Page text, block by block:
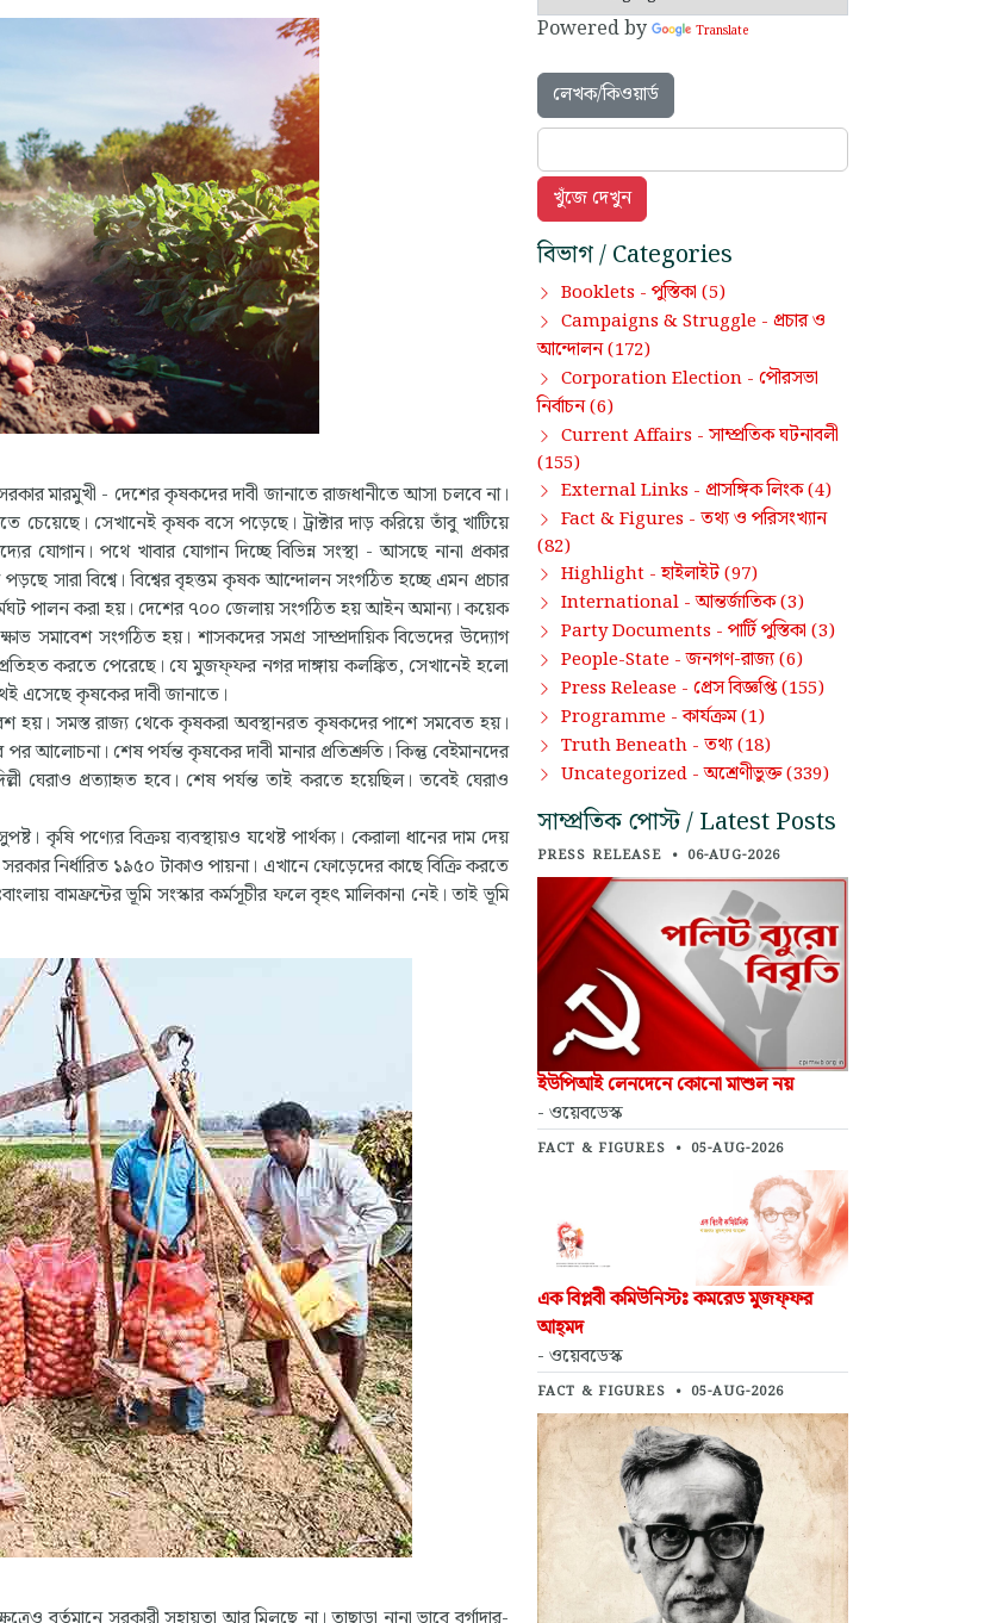
মারমুখী - দেশের কৃষকদের দাবী জানাতে রাজধানীতে আসা চলবে না।
সেখানেই কৃষক বসে পড়েছে। ট্রাক্টার দাড় করিয়ে তাঁবু খাটিয়ে
পথে খাবার যোগান দিচ্ছে বিভিন্ন সংস্থা - আসছে নানা প্রকার
পড়ছে সারা বিশ্বে। বিশ্বের বৃহত্তম কৃষক আন্দোলন সংগঠিত হচ্ছে এমন প্রচার
পালন করা হয়। দেশের ৭০০ জেলায় সংগঠিত হয় আইন অমান্য। কয়েক
সমাবেশ সংগঠিত হয়। শাসকদের সমগ্র সাম্প্রদায়িক বিভেদের উদ্যোগ
করতে পেরেছে। যে মুজফ্ফর নগর দাঙ্গায় কলঙ্কিত, সেখানেই হলো
এসেছে কৃষকের দাবী জানাতে।
হয়। সমস্ত রাজ্য থেকে কৃষকরা অবস্থানরত কৃষকদের পাশে সমবেত হয়।
শেষ পর্যন্ত কৃষকের দাবী মানার প্রতিশ্রুতি। কিন্তু বেইমানদের
ঘেরাও প্রত্যাহৃত হবে। শেষ পর্যন্ত তাই করতে হয়েছিল। তবেই ঘেরাও
কৃষি পণ্যের বিক্রয় ব্যবস্থায়ও যথেষ্ট পার্থক্য। কেরালা ধানের দাম দেয়
নির্ধারিত ১৯৫০ টাকাও পায়না। এখানে ফোড়েদের কাছে বিক্রি করতে
বামফ্রন্টের ভূমি সংস্কার কর্মসূচীর ফলে বৃহৎ মালিকানা নেই। তাই ভূমি
Powered by Translate
লেখক/কিওয়ার্ড
বিভাগ / Categories
Booklets - পুস্তিকা (5)
Campaigns & Struggle - প্রচার ও
আন্দোলন(172)
Corporation Election - পৌরসভা
নির্বাচন(6)
Current Affairs - সাম্প্রতিক ঘটনাবলী
(155)
External Links - প্রাসঙ্গিক লিংক(4)
Fact & Figures - তথ্য ও পরিসংখ্যান
(82)
Highlight -হাইলাইট(97)
International -আন্তর্জাতিক(3)
Party Documents - পার্টি পুস্তিকা (3)
People-State -জনগণ-রাজ্য(6)
Press Release - প্রেস বিজ্ঞপ্তি(155)
Programme -কার্যক্রম(1)
Truth Beneath - তথ্য(18)
Uncategorized -অশ্রেণীভুক্ত(339)
সাম্প্রতিক পোস্ট / Latest Posts
PRESS RELEASE • 06-AUG-2026
ইউপিআই লেনদেনে কোনো মাশুল নয়
- ওয়েবডেস্ক
FACT & FIGURES • 05-AUG-2026
এক বিপ্লবী কমিউনিস্টঃ কমরেড মুজফ্‌ফর
আহ্‌মদ
- ওয়েবডেস্ক
FACT & FIGURES • 05-AUG-2026